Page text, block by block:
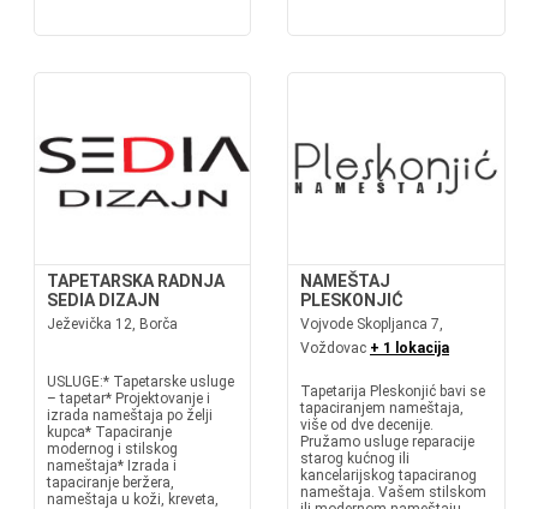
TAPETARSKA RADNJA
SEDIA DIZAJN
Ježevička 12, Borča
USLUGE:* Tapetarske usluge
– tapetar* Projektovanje i
izrada nameštaja po želji
kupca* Tapaciranje
modernog i stilskog
nameštaja* Izrada i
tapaciranje beržera,
nameštaja u koži, kreveta,
NAMEŠTAJ
PLESKONJIĆ
Vojvode Skopljanca 7,
Voždovac + 1 lokacija
Tapetarija Pleskonjić bavi se
tapaciranjem nameštaja,
više od dve decenije.
Pružamo usluge reparacije
starog kućnog ili
kancelarijskog tapaciranog
nameštaja. Vašem stilskom